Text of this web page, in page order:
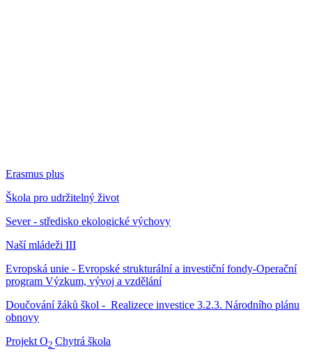
Erasmus plus
Škola pro udržitelný život
Sever - středisko ekologické výchovy
Naší mládeži III
Evropská unie - Evropské strukturální a investiční fondy-Operační
program Výzkum, vývoj a vzdělání
Doučování žáků škol - Realizece investice 3.2.3. Národního plánu
obnovy
Projekt O2 Chytrá škola